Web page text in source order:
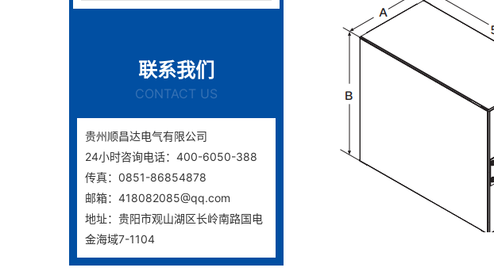
联系我们
CONTACT US
贵州顺昌达电气有限公司
24小时咨询电话：400-6050-388
传真：0851-86854878
邮箱：418082085@qq.com
地址：贵阳市观山湖区长岭南路国电
金海域7-1104